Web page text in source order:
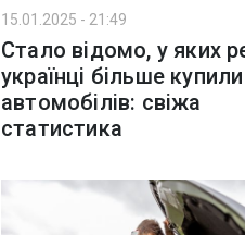
15.01.2025 - 21:49
Стало відомо, у яких
українці більше купили
автомобілів: свіжа
статистика